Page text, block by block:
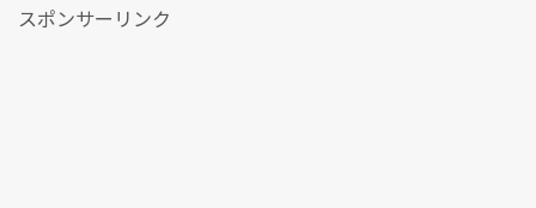
スポンサーリンク